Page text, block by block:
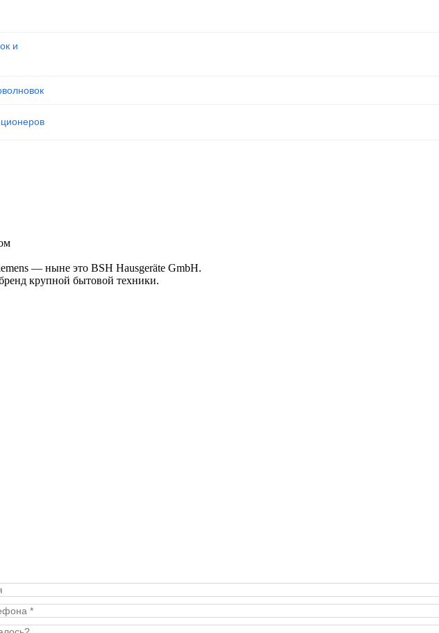
и
— ныне это BSH Hausgeräte GmbH.
крупной бытовой техники.